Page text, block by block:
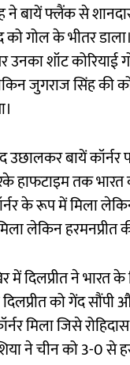
ने बायें फ्लैंक से
को गोल के भीतर
उनका शॉट
जुगराज सिंह की
उछालकर बायें
हाफटाइम तक
के रूप में मिला
लेकिन
में दिलप्रीत ने भारत
दिलप्रीत को गेंद
मिला जिसे
ने चीन को 3-0 से